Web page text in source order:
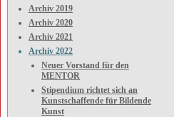
Archiv 2019
Archiv 2020
Archiv 2021
Archiv 2022
Neuer Vorstand für den
MENTOR
Stipendium richtet sich an
Kunstschaffende für Bildende
Kunst